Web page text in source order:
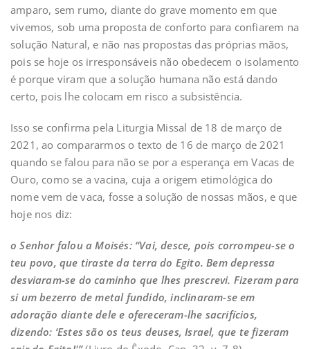
amparo, sem rumo, diante do grave momento em que
vivemos, sob uma proposta de conforto para confiarem na
solução Natural, e não nas propostas das próprias mãos,
pois se hoje os irresponsáveis não obedecem o isolamento
é porque viram que a solução humana não está dando
certo, pois lhe colocam em risco a subsistência.
Isso se confirma pela Liturgia Missal de 18 de março de
2021, ao compararmos o texto de 16 de março de 2021
quando se falou para não se por a esperança em Vacas de
Ouro, como se a vacina, cuja a origem etimológica do
nome vem de vaca, fosse a solução de nossas mãos, e que
hoje nos diz:
o Senhor falou a Moisés: “Vai, desce, pois corrompeu-se o
teu povo, que tiraste da terra do Egito. Bem depressa
desviaram-se do caminho que lhes prescrevi. Fizeram para
si um bezerro de metal fundido, inclinaram-se em
adoração diante dele e ofereceram-lhe sacrifícios,
dizendo: ‘Estes são os teus deuses, Israel, que te fizeram